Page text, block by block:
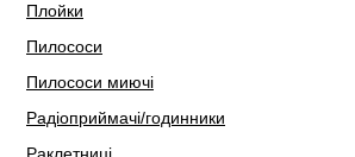
Плойки
Пилососи
Пилососи миючі
Радіоприймачі/годинники